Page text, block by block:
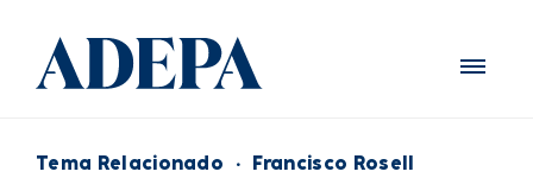
Tema Relacionado · Francisco Rosell